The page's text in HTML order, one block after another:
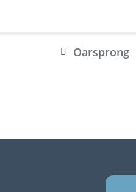
Oarsprong